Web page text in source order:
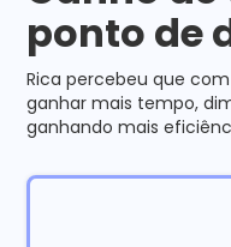
ponto de
Rica percebeu que
ganhar mais tempo,
ganhando mais